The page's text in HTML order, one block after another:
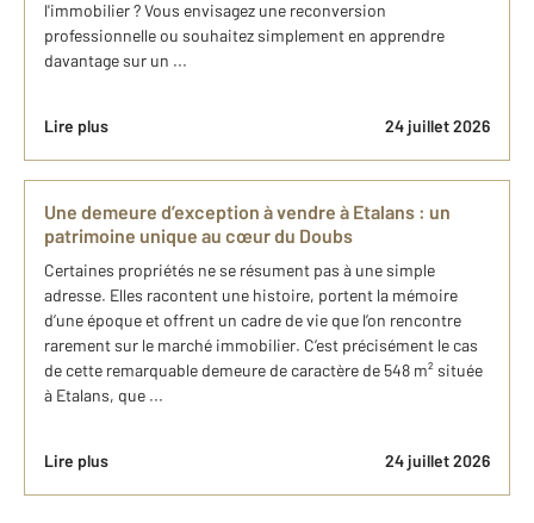
l'immobilier ? Vous envisagez une reconversion
professionnelle ou souhaitez simplement en apprendre
davantage sur un ...
Lire plus 24 juillet 2026
Une demeure d’exception à vendre à Etalans : un
patrimoine unique au cœur du Doubs
Certaines propriétés ne se résument pas à une simple
adresse. Elles racontent une histoire, portent la mémoire
d’une époque et offrent un cadre de vie que l’on rencontre
rarement sur le marché immobilier. C’est précisément le cas
de cette remarquable demeure de caractère de 548 m² située
à Etalans, que ...
Lire plus 24 juillet 2026